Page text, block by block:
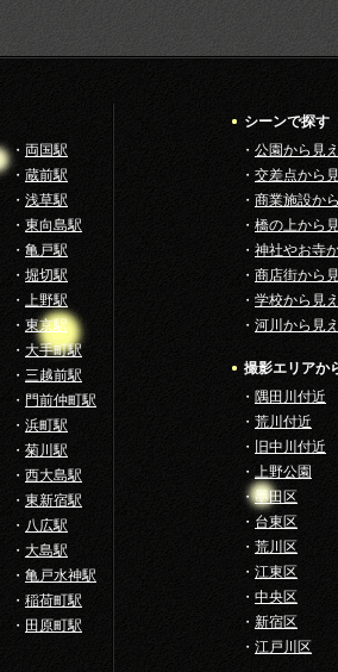
・ 両国駅
・ 蔵前駅
・ 浅草駅
・ 東向島駅
・ 亀戸駅
・ 堀切駅
・ 上野駅
・ 東京駅
・ 大手町駅
・ 三越前駅
・ 門前仲町駅
・ 浜町駅
・ 菊川駅
・ 西大島駅
・ 東新宿駅
・ 八広駅
・ 大島駅
・ 亀戸水神駅
・ 稲荷町駅
・ 田原町駅
シーンで探す
・ 公園から見
・ 交差点から
・ 商業施設か
・ 橋の上から
・ 神社やお寺
・ 商店街から
・ 学校から見
・ 河川から見
撮影エリアか
・ 隅田川付近
・ 荒川付近
・
旧中川付近
・ 上野公園
・墨田区
・ 台東区
・ 荒川区
・ 江東区
・ 中央区
・ 新宿区
・ 江戸川区